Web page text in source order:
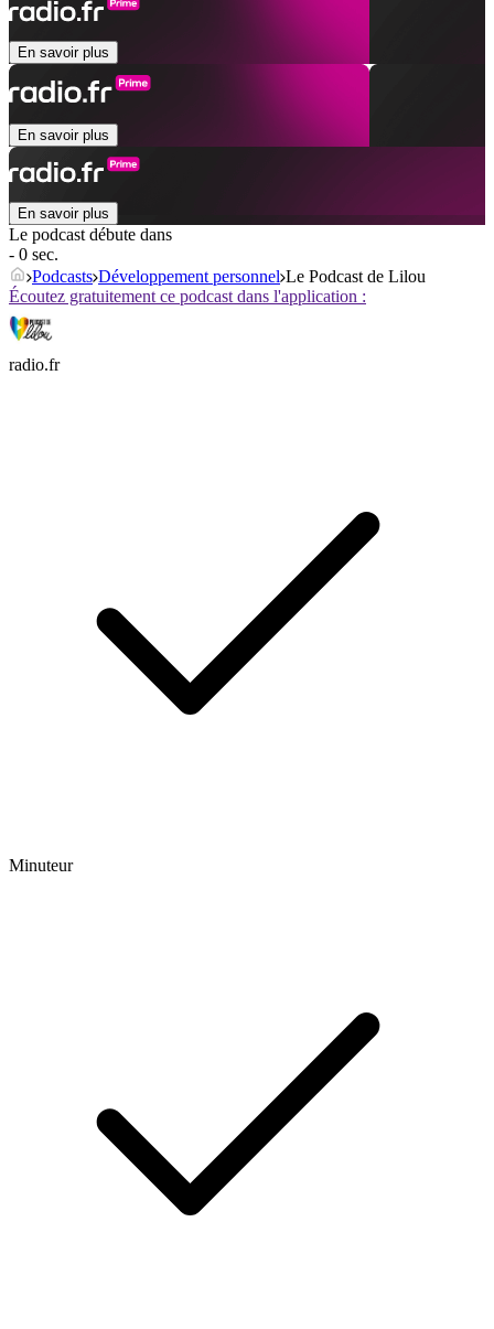
En savoir plus
En savoir plus
En savoir plus
Le podcast débute dans
- 0 sec.
Podcasts Développement personnel Le Podcast de Lilou
Écoutez gratuitement ce podcast dans l'application :
radio.fr
Minuteur